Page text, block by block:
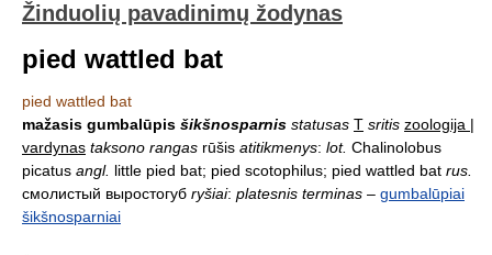
Žinduolių pavadinimų žodynas
pied wattled bat
pied wattled bat
mažasis gumbalūpis šikšnosparnis statusas T sritis zoologija |
vardynas taksono rangas rūšis atitikmenys: lot. Chalinolobus
picatus angl. little pied bat; pied scotophilus; pied wattled bat rus.
смолистый выростогуб ryšiai: platesnis terminas – gumbalūpiai
šikšnosparniai